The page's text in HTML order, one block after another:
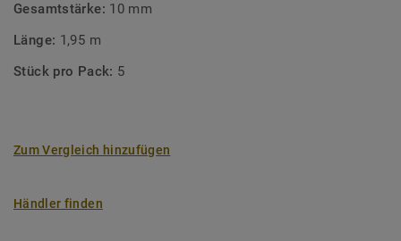
Gesamtstärke: 10 mm
Länge: 1,95 m
Stück pro Pack: 5
Zum Vergleich hinzufügen
Händler finden